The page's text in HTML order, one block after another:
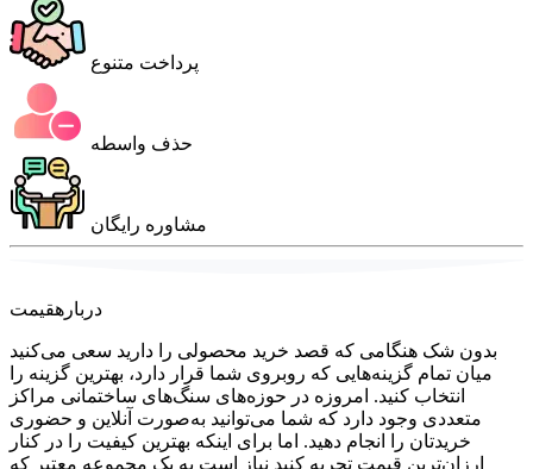
پرداخت متنوع
حذف واسطه
مشاوره رایگان
دربارهقیمت
بدون شک هنگامی که قصد خرید محصولی را دارید سعی می‌کنید
میان تمام گزینه‌هایی که روبروی شما قرار دارد، بهترین گزینه را
انتخاب کنید. امروزه در حوزه‌های سنگ‌های ساختمانی مراکز
متعددی وجود دارد که شما می‌توانید به‌صورت آنلاین و حضوری
خریدتان را انجام دهید. اما برای اینکه بهترین کیفیت را در کنار
ارزان‌ترین قیمت تجربه کنید نیاز است به یک مجموعه معتبر که